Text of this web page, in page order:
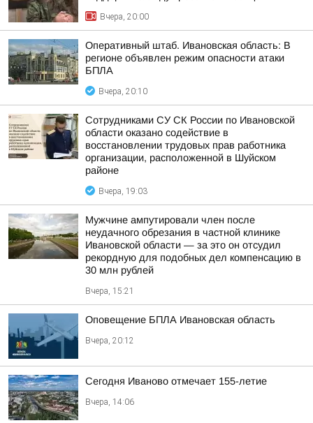
Вчера, 20:00
Оперативный штаб. Ивановская область: В
регионе объявлен режим опасности атаки
БПЛА
Вчера, 20:10
Сотрудниками СУ СК России по Ивановской
области оказано содействие в
восстановлении трудовых прав работника
организации, расположенной в Шуйском
районе
Вчера, 19:03
Мужчине ампутировали член после
неудачного обрезания в частной клинике
Ивановской области — за это он отсудил
рекордную для подобных дел компенсацию в
30 млн рублей
Вчера, 15:21
Оповещение БПЛА Ивановская область
Вчера, 20:12
Сегодня Иваново отмечает 155-летие
Вчера, 14:06